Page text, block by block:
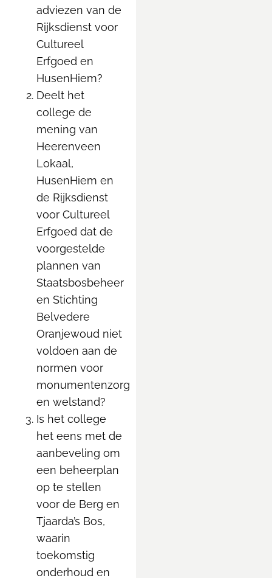
adviezen van de
Rijksdienst voor
Cultureel
Erfgoed en
HusenHiem?
Deelt het
college de
mening van
Heerenveen
Lokaal,
HusenHiem en
de Rijksdienst
voor Cultureel
Erfgoed dat de
voorgestelde
plannen van
Staatsbosbeheer
en Stichting
Belvedere
Oranjewoud niet
voldoen aan de
normen voor
monumentenzorg
en welstand?
Is het college
het eens met de
aanbeveling om
een beheerplan
op te stellen
voor de Berg en
Tjaarda’s Bos,
waarin
toekomstig
onderhoud en